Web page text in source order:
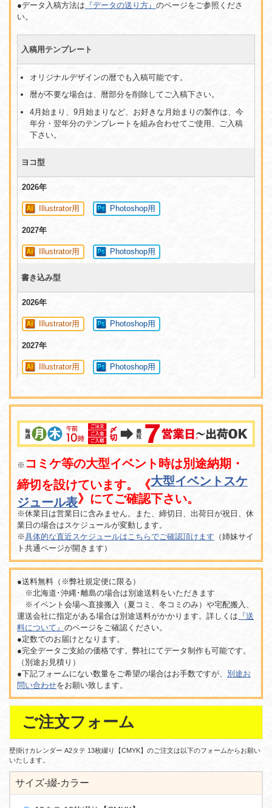
●データ入稿方法は 『データの送り方』 のページをご参照くださ
い。
入稿用テンプレート
オリジナルデザインの暦でも入稿可能です。
暦が不要な場合は、暦部分を削除してご入稿下さい。
4月始まり、9月始まりなど、お好きな月始まりの製作は、今
年分・翌年分のテンプレートを組み合わせてご使用、ご入稿
下さい。
ヨコ型
2026年
Illustrator用 Photoshop用
2027年
Illustrator用 Photoshop用
書き込み型
2026年
Illustrator用 Photoshop用
2027年
Illustrator用 Photoshop用
※ コミケ等の大型イベント時は別途納期・
締切を設けています。《大型イベントスケ
ジュール表》にてご確認下さい。
※休業日は営業日に含みません。また、締切日、出荷日が祝日、休
業日の場合はスケジュールが変動します。
※具体的な直近スケジュールはこちらでご確認頂けます （姉妹サイ
ト共通ページが開きます）
●送料無料（※弊社規定便に限る）
※北海道･沖縄･離島の場合は別途送料をいただきます
※イベント会場へ直接搬入（夏コミ、冬コミのみ）や宅配搬入、
運送会社に指定がある場合は別途送料がかかります。詳しくは 『送
料について』 のページをご確認ください。
●定数でのお届けとなります。
●完全データご支給の価格です。弊社にてデータ制作も可能です。
（別途お見積り）
●下記フォームにない数量をご希望の場合はお手数ですが、 別途お
問い合わせをお願い致します。
ご注文フォーム
壁掛けカレンダー A2タテ 13枚綴り【CMYK】のご注文は以下のフォームからお願い
いたします。
サイズ-綴-カラー